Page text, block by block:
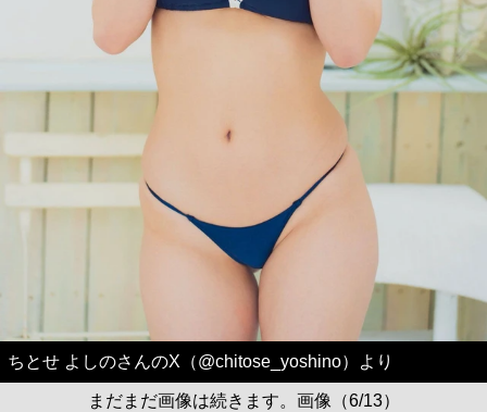
ちとせ よしのさんのX（@chitose_yoshino）より
まだまだ画像は続きます。画像（6/13）